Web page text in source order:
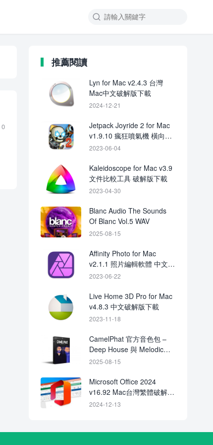

0
推薦閱讀
Lyn for Mac v2.4.3 台灣
Mac中文破解版下載
2024-12-21
Jetpack Joyride 2 for Mac
v1.9.10 瘋狂噴氣機 橫向捲
軸射擊遊戲
2023-06-04
Kaleidoscope for Mac v3.9
文件比較工具 破解版下載
2023-04-30
Blanc Audio The Sounds
Of Blanc Vol.5 WAV
2025-08-15
Affinity Photo for Mac
v2.1.1 照片編輯軟體 中文破
解版下載
2023-06-22
Live Home 3D Pro for Mac
v4.8.3 中文破解版下載
2023-11-18
CamelPhat 官方音色包 –
Deep House 與 Melodic
Techno 鼓組、合成器預設
2025-08-15
Microsoft Office 2024
v16.92 Mac台灣繁體破解檔
下載 crack
2024-12-13